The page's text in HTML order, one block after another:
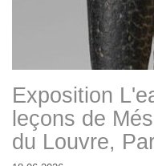
Exposition
leçons de
du Louvre,